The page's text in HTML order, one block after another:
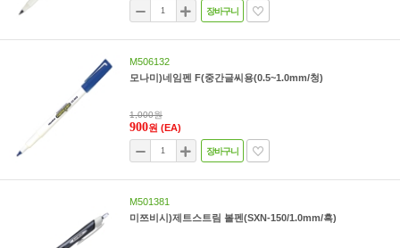
장바구니
M506132
모나미)네임펜 F(중간글씨용(0.5~1.0mm/청)
1,000원
900원 (EA)
장바구니
M501381
미쯔비시)제트스트림 볼펜(SXN-150/1.0mm/흑)